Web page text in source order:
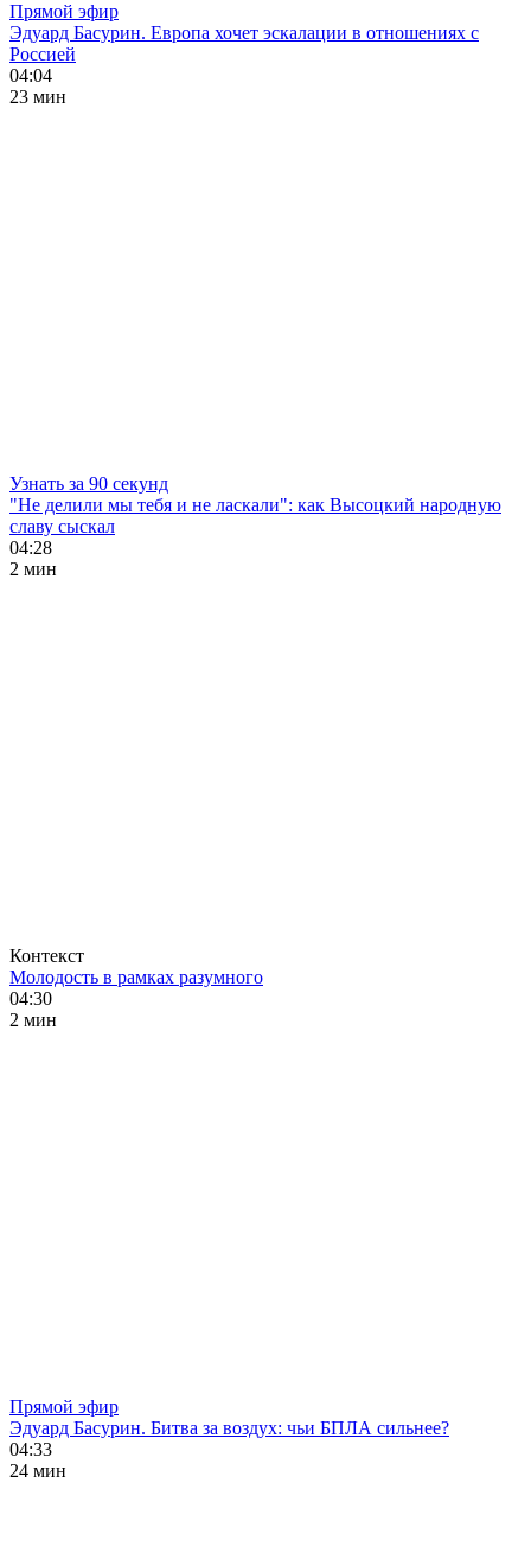
Прямой эфир
Эдуард Басурин. Европа хочет эскалации в отношениях с
Россией
04:04
23 мин
Узнать за 90 секунд
"Не делили мы тебя и не ласкали": как Высоцкий народную
славу сыскал
04:28
2 мин
Контекст
Молодость в рамках разумного
04:30
2 мин
Прямой эфир
Эдуард Басурин. Битва за воздух: чьи БПЛА сильнее?
04:33
24 мин